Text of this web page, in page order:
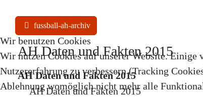
fussball-ah-archiv
AH Daten und Fakten 2015
AH Daten und Fakten 2015
AH Daten und Fakten 2015
Wir benutzen Cookies
Wir nutzen Cookies auf unserer Website. Einige
Nutzererfahrung zu verbessern (Tracking
Ablehnung womöglich nicht mehr alle